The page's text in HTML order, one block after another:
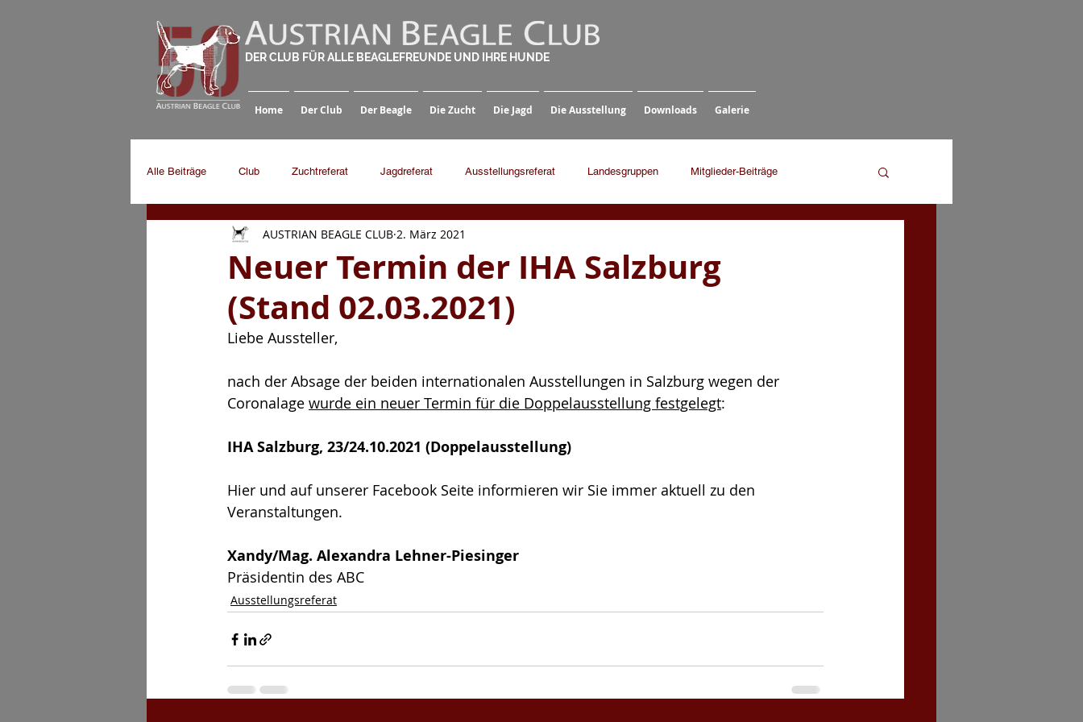
DER CLUB FÜR ALLE BEAGLEFREUNDE UND IHRE HUNDE
Home Der Club Der Beagle Die Zucht Die Jagd Die Ausstellung Downloads Galerie
Alle Beiträge Club Zuchtreferat Jagdreferat Ausstellungsreferat Landesgruppen Mitglieder-Beiträge
Neuer Termin der IHA Salzburg
(Stand 02.03.2021)
AUSTRIAN BEAGLE CLUB 2. März 2021
Liebe Aussteller,
nach der Absage der beiden internationalen Ausstellungen in Salzburg wegen der
Coronalage wurde ein neuer Termin für die Doppelausstellung festgelegt:
IHA Salzburg, 23/24.10.2021 (Doppelausstellung)
Hier und auf unserer Facebook Seite informieren wir Sie immer aktuell zu den
Veranstaltungen.
Xandy/Mag. Alexandra Lehner-Piesinger
Präsidentin des ABC
Ausstellungsreferat